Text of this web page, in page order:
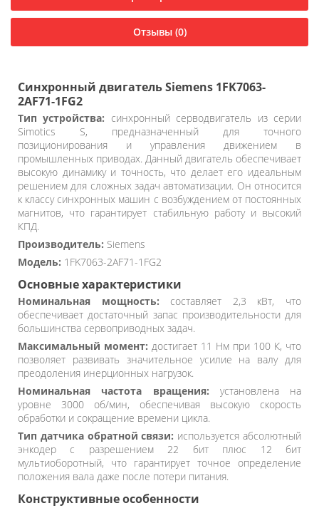
Отзывы (0)
Синхронный двигатель Siemens 1FK7063-
2AF71-1FG2
Тип устройства: синхронный серводвигатель из серии
Simotics S, предназначенный для точного
позиционирования и управления движением в
промышленных приводах. Данный двигатель обеспечивает
высокую динамику и точность, что делает его идеальным
решением для сложных задач автоматизации. Он относится
к классу синхронных машин с возбуждением от постоянных
магнитов, что гарантирует стабильную работу и высокий
КПД.
Производитель: Siemens
Модель: 1FK7063-2AF71-1FG2
Основные характеристики
Номинальная мощность: составляет 2,3 кВт, что
обеспечивает достаточный запас производительности для
большинства сервоприводных задач.
Максимальный момент: достигает 11 Нм при 100 К, что
позволяет развивать значительное усилие на валу для
преодоления инерционных нагрузок.
Номинальная частота вращения: установлена на
уровне 3000 об/мин, обеспечивая высокую скорость
обработки и сокращение времени цикла.
Тип датчика обратной связи: используется абсолютный
энкодер с разрешением 22 бит плюс 12 бит
мультиоборотный, что гарантирует точное определение
положения вала даже после потери питания.
Конструктивные особенности